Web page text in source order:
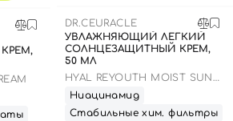
Кремы для тела с SPF
Миниатюры
Карбокситерапия
Бьюти Гаджеты
Автозагар
Специальный уход
Для детей
Для мужчин
Дезодоранты
Интимный уход
Автозагар
DR.CEURACLE
УВЛАЖНЯЮЩИЙ ЛЕГКИЙ
СОЛНЦЕЗАЩИТНЫЙ КРЕМ,
50 МЛ
HYAL REYOUTH MOIST SUN
SPF 50/PA++++
Ниацинамид
Стабильные хим. фильтры